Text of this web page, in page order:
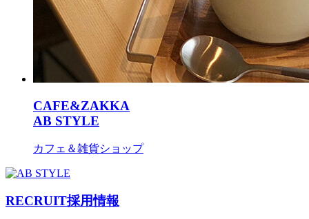
CAFE&ZAKKA
AB STYLE
カフェ＆雑貨ショップ
RECRUIT採用情報